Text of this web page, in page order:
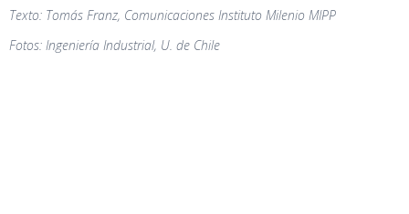
Texto: Tomás Franz, Comunicaciones Instituto Milenio MIPP
Fotos: Ingeniería Industrial, U. de Chile